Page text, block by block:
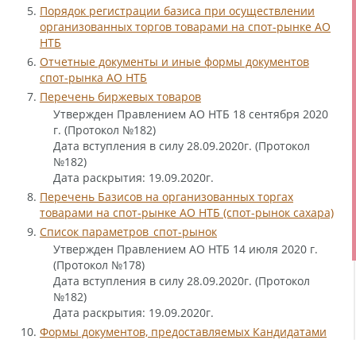
5. Порядок регистрации базиса при осуществлении
организованных торгов товарами на спот-рынке АО
НТБ
6. Отчетные документы и иные формы документов
спот-рынка АО НТБ
7. Перечень биржевых товаров
Утвержден Правлением АО НТБ 18 сентября 2020
г. (Протокол №182)
Дата вступления в силу 28.09.2020г. (Протокол
№182)
Дата раскрытия: 19.09.2020г.
8. Перечень Базисов на организованных торгах
товарами на спот-рынке АО НТБ (спот-рынок сахара)
9. Список параметров_спот-рынок
Утвержден Правлением АО НТБ 14 июля 2020 г.
(Протокол №178)
Дата вступления в силу 28.09.2020г. (Протокол
№182)
Дата раскрытия: 19.09.2020г.
10. Формы документов, предоставляемых Кандидатами